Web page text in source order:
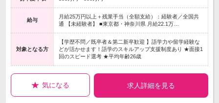
給与
月給25万円以上＋残業手当（全額支給）：経験者／全国共
通 【未経験者】 ■東京都・神奈川県 月給22.1万…
対象となる方
【学歴不問／既卒者＆第二新卒歓迎 】語学力や留学経験な
どが活かせます！語学のスキルアップ支援制度あり ★面接1
回のスピード選考 ★平均年齢26歳
気になる 求人詳細を見る